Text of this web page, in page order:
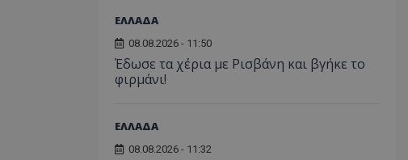
ΕΛΛΑΔΑ
08.08.2026 - 11:50
Έδωσε τα χέρια με Ρισβάνη και βγήκε το
φιρμάνι!
ΕΛΛΑΔΑ
08.08.2026 - 11:32